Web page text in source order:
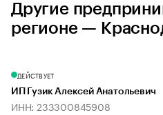
Другие
регионе —
ДЕЙСТВУЕТ
ИП Гузик Алексей Анатольевич
ИНН: 233300845908